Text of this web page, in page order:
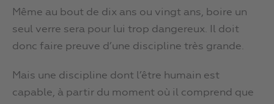
Même au bout de dix ans ou vingt ans, boire un
seul verre sera pour lui trop dangereux. Il doit
donc faire preuve d’une discipline très grande.
Mais une discipline dont l’être humain est
capable, à partir du moment où il comprend que